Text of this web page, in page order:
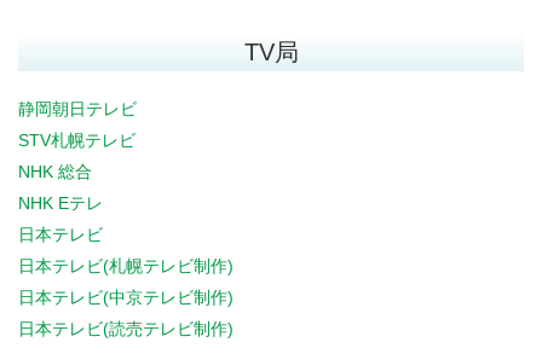
TV局
静岡朝日テレビ
STV札幌テレビ
NHK 総合
NHK Eテレ
日本テレビ
日本テレビ(札幌テレビ制作)
日本テレビ(中京テレビ制作)
日本テレビ(読売テレビ制作)